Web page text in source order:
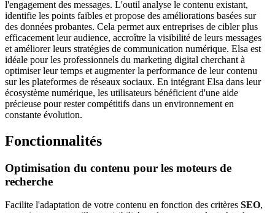
l'engagement des messages. L'outil analyse le contenu existant,
identifie les points faibles et propose des améliorations basées sur
des données probantes. Cela permet aux entreprises de cibler plus
efficacement leur audience, accroître la visibilité de leurs messages
et améliorer leurs stratégies de communication numérique. Elsa est
idéale pour les professionnels du marketing digital cherchant à
optimiser leur temps et augmenter la performance de leur contenu
sur les plateformes de réseaux sociaux. En intégrant Elsa dans leur
écosystème numérique, les utilisateurs bénéficient d'une aide
précieuse pour rester compétitifs dans un environnement en
constante évolution.
Fonctionnalités
Optimisation du contenu pour les moteurs de
recherche
Facilite l'adaptation de votre contenu en fonction des critères SEO,